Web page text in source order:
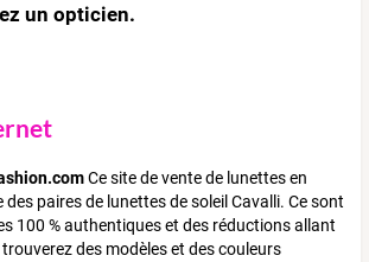
un opticien.
Ce site de vente de lunettes en
des paires de lunettes de soleil Cavalli. Ce sont
100 % authentiques et des réductions allant
des modèles et des couleurs